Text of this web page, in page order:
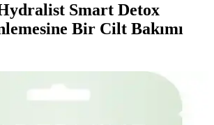
Smart Detox
Bir Cilt Bakımı